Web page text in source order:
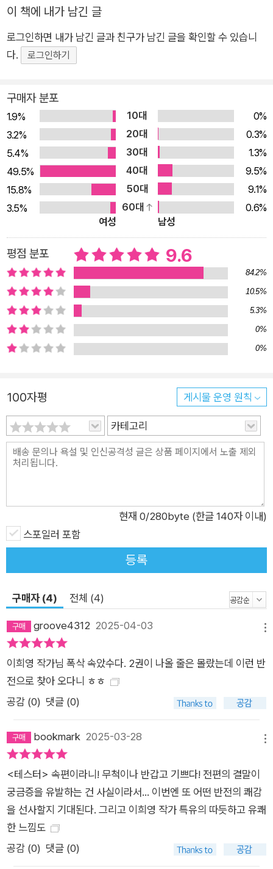
소년들 『테스터 2』는 하라와 류온, 두 인물의 시점을 교차하며 전
러 수수께끼, 특히 마오의 생사와 관련된 핵심 의문은 풀리기보다
오히려 더욱 짙은 안개 속으로 빠져든다. 이는 불완전한 정보에
이다. 하라는 죄책감과 복수심 때문에 끊임없이 과거를 되짚는다.
반면 류온은 쓰나미로 가족과 터전을 잃은 생존자로, 재해와 관련
된 고통스러운 과거보다는 부족하지만 평화로운 현재에 충실한
다. 이처럼 서로 다른 상실을 겪은 두 인물은 각자의 방식으로 진
실과 대면한다. 그리고 과거에 잊힌 존재들, 지워진 기억들, 그리
고 남겨진 이들의 조용한 목소리에 귀를 기울이기 시작한다. 『테
스터 2』는 두 소년이 겪어온 상실과 후회 그리고 남겨진 자로서
의 무게를 기억의 단절이라는 장치를 통해 입체적으로 그려낸다.
하라는 마오의 잔상을 따라 진실의 조각을 좇고, 류온은 자신이
살고 있는 ‘정크랜드’와 ‘보건소’ 같은 일상적 공간을 오가며 덮어
두었던 과거를 서서히 마주한다. 디스토피아 속에서도 그들이 껴
안고 있는 상처는 지극히 인간적이며 이들의 서사는 단순한 복수
극이나 음모 해체를 넘어선다. 이야기는 점차 인간 내면 깊숙이
자리한 책임과 죄책감 망각과 기억 그리고 기억을 마주하는 태도
로 확장된다. 특히 류온은 죽은 줄로만 알았던 동생 ‘류휘’가 살아
을 하나씩 응시하기 시작한다. 하라 역시 휴머노이드 진솔과의 관
계 속에서 인간과 비인간의 경계, 사랑과 연민 기억과 정체성의
문제를 다시금 되짚는다. 그렇게 서로 다른 자리에서 진실을 향해
나아가던 두 인물은 마침내 마오의 생사와 관련된 충격적인 진실
앞에 나란히 마주 선다. 그리고 그 순간 각자의 기억 속에 남아 있
그 목소리는 단순한 회상이 아니라 그들이 지닌 상처의 뿌리이자
동시에 미래로 나아가기 위한 열쇠였다. 잔혹하면서도 아름다운
진실 앞에서 두 사람은 스스로에게 묻는다. 우리는 과연 어떤 진
실까지 감당할 수 있는가. 그 진실 앞에서 어디까지 책임질 수 있
는가. 그리고 다시 일어선 이 마음으로 어떤 미래를 꿈꿀 수 있을
까. 더 작은 마음에 닿고, 더 낮은 곳을 보는 작가의 시선 인간과
비인간의 관계, 인간의 책임에 대해 질문하다 『테스터 2』는 전편
이 개인의 욕망과 이기심을 중심 주제로 삼았던 것과 달리, ‘개
인’보다 ‘관계’에 주목한다. 이 관계는 크게 두 가지로 나뉜다. 하
나는 혈연 가족 간의 관계, 다른 하나는 비혈연 관계, 나아가 인간
과 기계의 관계다. 소설은 겉보기엔 숭고해 보이는 혈연 중심 가
족의 이면에 감춰진 폭력성과 억압을 드러낸다. 휴머노이드 ‘정
우’의 서사를 통해 유산을 중심으로 엮인 이기적인 가족 관계를
풍자하고, 류온의 동생 ‘류휘’를 통해 가족 내 반복되는 폭력과 특
정 구성원에게 강요되는 희생의 구조를 보여준다. 하라의 이야기
에서는, 부모(강 회장)의 욕망이 어떻게 자식을 도구화하고, 결과
적으로 죄책감이라는 감옥에 가두는지를 조명한다. 이처럼 『테스
터 2』는 가족이라는 이름 아래 은폐된 폭력의 민낯을 폭로하면
서, 동시에 가족의 의미를 확장한다. 앞서 이희영 작가의 전작 『페
인트』, 『소금 아이』, 『베아』 등이 비혈연 중심 가족의 가능성을 제
이 책에 내가 남긴 글
로그인하면 내가 남긴 글과 친구가 남긴 글을 확인할 수 있습니
다.
로그인하기
구매자 분포
1.9% 10대
0%
3.2%
20대
0.3%
5.4%
30대
1.3%
49.5%
40대
9.5%
15.8%
50대
9.1%
3.5%
60대
0.6%
여성
남성
평점 분포 9.6
84.2%
10.5%
5.3%
0%
0%
100자평 게시물 운영 원칙
카테고리
현재 0/280byte (한글 140자 이내)
스포일러 포함
등록
구매자 (4) 전체 (4)
groove4312 2025-04-03
이희영 작가님 폭삭 속았수다. 2권이 나올 줄은 몰랐는데 이런 반
전으로 찾아 오다니 ㅎㅎ
공감 (0) 댓글 (0)
bookmark 2025-03-28
<테스터> 속편이라니! 무척이나 반갑고 기쁘다! 전편의 결말이
궁금증을 유발하는 건 사실이라서... 이번엔 또 어떤 반전의 쾌감
을 선사할지 기대된다. 그리고 이희영 작가 특유의 따듯하고 유쾌
한 느낌도
공감 (0) 댓글 (0)